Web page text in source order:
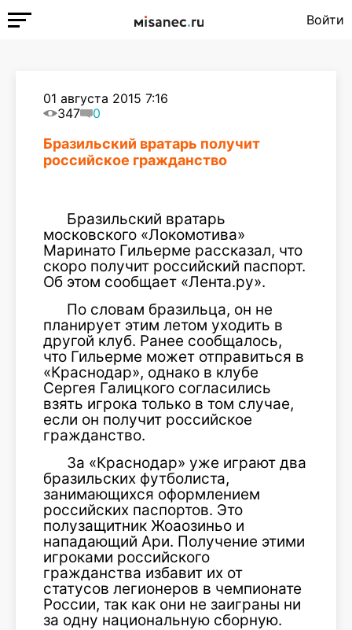
Войти
01 августа 2015 7:16
347
0
Бразильский вратарь получит
российское гражданство
Бразильский вратарь
московского «Локомотива»
Маринато Гильерме рассказал, что
скоро получит российский паспорт.
Об этом сообщает «Лента.ру».
По словам бразильца, он не
планирует этим летом уходить в
другой клуб. Ранее сообщалось,
что Гильерме может отправиться в
«Краснодар», однако в клубе
Сергея Галицкого согласились
взять игрока только в том случае,
если он получит российское
гражданство.
За «Краснодар» уже играют два
бразильских футболиста,
занимающихся оформлением
российских паспортов. Это
полузащитник Жоаозиньо и
нападающий Ари. Получение этими
игроками российского
гражданства избавит их от
статусов легионеров в чемпионате
России, так как они не заиграны ни
за одну национальную сборную.